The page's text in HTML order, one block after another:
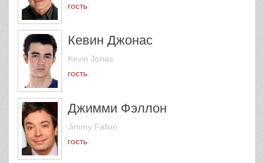
гость
Кевин Джонас
Kevin Jonas
гость
Джимми Фэллон
Jimmy Fallon
гость